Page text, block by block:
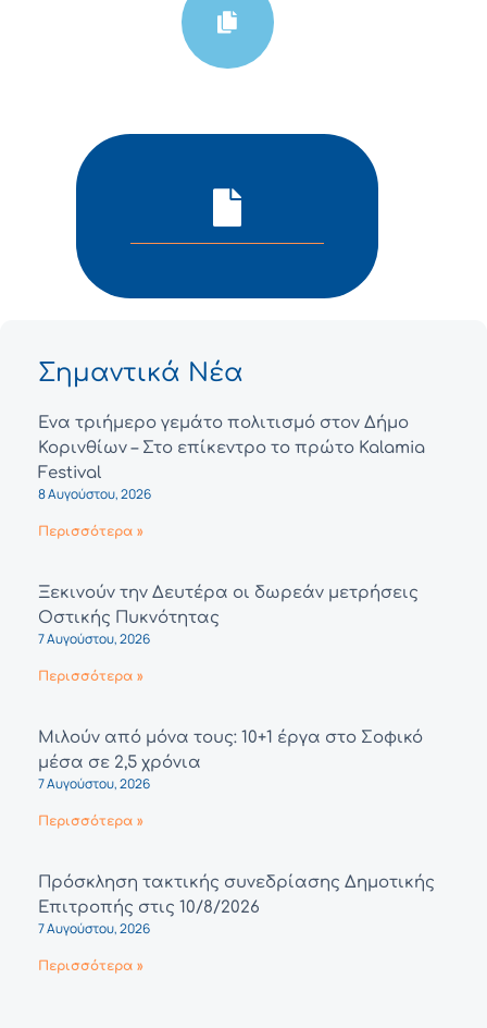
Σημαντικά Νέα
Ένα τριήμερο γεμάτο πολιτισμό στον Δήμο
Κορινθίων – Στο επίκεντρο το πρώτο Kalamia
Festival
8 Αυγούστου, 2026
Περισσότερα »
Ξεκινούν την Δευτέρα οι δωρεάν μετρήσεις
Οστικής Πυκνότητας
7 Αυγούστου, 2026
Περισσότερα »
Μιλούν από μόνα τους: 10+1 έργα στο Σοφικό
μέσα σε 2,5 χρόνια
7 Αυγούστου, 2026
Περισσότερα »
Πρόσκληση τακτικής συνεδρίασης Δημοτικής
Επιτροπής στις 10/8/2026
7 Αυγούστου, 2026
Περισσότερα »